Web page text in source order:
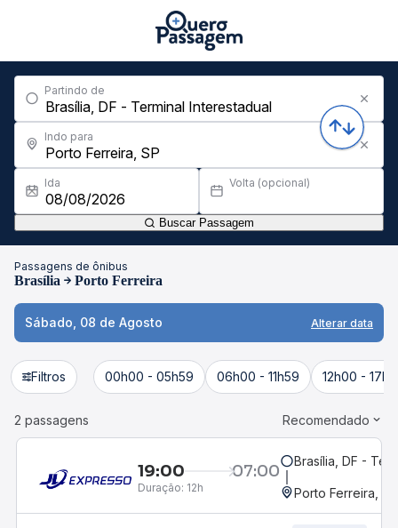
Partindo de
Indo para
Ida Volta (opcional)
Buscar Passagem
Passagens de ônibus
Brasília Porto Ferreira
Sábado, 08 de Agosto Alterar data
Filtros 00h00 - 05h59 06h00 - 11h59 12h00 -
2 passagens Recomendado
19:00 07:00
Duração: 12h
Brasília, DF -
Porto Ferreira,